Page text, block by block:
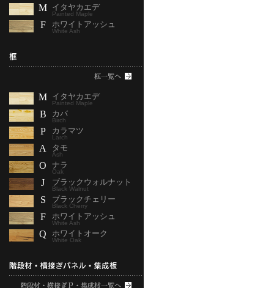
M イタヤカエデ
Painted Maple
F ホワイトアッシュ
White Ash
M イタヤカエデ
Painted Maple
B カバ
Birch
P カラマツ
Larch
A タモ
Ash
O ナラ
Oak
J ブラックウォルナット
Black Walnut
S ブラックチェリー
Black Cherry
F ホワイトアッシュ
White Ash
Q ホワイトオーク
White Oak